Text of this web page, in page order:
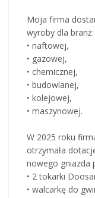
Moja firma
wyroby dla branż:
• naftowej,
• gazowej,
• chemicznej,
• budowlanej,
• kolejowej,
• maszynowej.
W 2025 roku
otrzymała
nowego gniazda
• 2 tokarki
• walcarkę do